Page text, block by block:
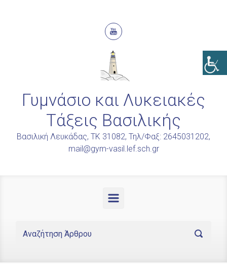
Γυμνάσιο και Λυκειακές
Τάξεις Βασιλικής
Βασιλική Λευκάδας, ΤΚ 31082, Τηλ/Φαξ: 2645031202,
mail@gym-vasil.lef.sch.gr